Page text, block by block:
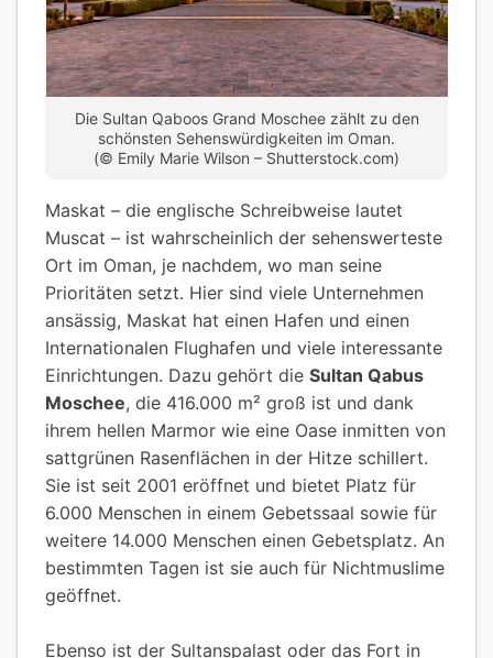
Die Sultan Qaboos Grand Moschee zählt zu den
schönsten Sehenswürdigkeiten im Oman.
(© Emily Marie Wilson – Shutterstock.com)
Maskat – die englische Schreibweise lautet
Muscat – ist wahrscheinlich der sehenswerteste
Ort im Oman, je nachdem, wo man seine
Prioritäten setzt. Hier sind viele Unternehmen
ansässig, Maskat hat einen Hafen und einen
Internationalen Flughafen und viele interessante
Einrichtungen. Dazu gehört die Sultan Qabus
Moschee, die 416.000 m² groß ist und dank
ihrem hellen Marmor wie eine Oase inmitten von
sattgrünen Rasenflächen in der Hitze schillert.
Sie ist seit 2001 eröffnet und bietet Platz für
6.000 Menschen in einem Gebetssaal sowie für
weitere 14.000 Menschen einen Gebetsplatz. An
bestimmten Tagen ist sie auch für Nichtmuslime
geöffnet.
Ebenso ist der Sultanspalast oder das Fort in